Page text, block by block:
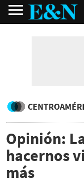
Opinión:
hacernos
más